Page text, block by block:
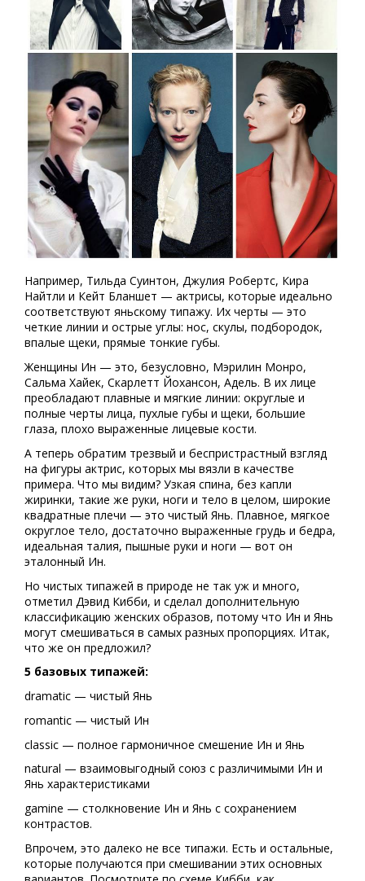
Например, Тильда Суинтон, Джулия Робертс, Кира
Найтли и Кейт Бланшет — актрисы, которые идеально
соответствуют яньскому типажу. Их черты — это
четкие линии и острые углы: нос, скулы, подбородок,
впалые щеки, прямые тонкие губы.
Женщины Ин — это, безусловно, Мэрилин Монро,
Сальма Хайек, Скарлетт Йохансон, Адель. В их лице
преобладают плавные и мягкие линии: округлые и
полные черты лица, пухлые губы и щеки, большие
глаза, плохо выраженные лицевые кости.
А теперь обратим трезвый и беспристрастный взгляд
на фигуры актрис, которых мы вязли в качестве
примера. Что мы видим? Узкая спина, без капли
жиринки, такие же руки, ноги и тело в целом, широкие
квадратные плечи — это чистый Янь. Плавное, мягкое
округлое тело, достаточно выраженные грудь и бедра,
идеальная талия, пышные руки и ноги — вот он
эталонный Ин.
Но чистых типажей в природе не так уж и много,
отметил Дэвид Кибби, и сделал дополнительную
классификацию женских образов, потому что Ин и Янь
могут смешиваться в самых разных пропорциях. Итак,
что же он предложил?
5 базовых типажей:
dramatic — чистый Янь
romantic — чистый Ин
classic — полное гармоничное смешение Ин и Янь
natural — взаимовыгодный союз с различимыми Ин и
Янь характеристиками
gamine — столкновение Ин и Янь с сохранением
контрастов.
Впрочем, это далеко не все типажи. Есть и остальные,
которые получаются при смешивании этих основных